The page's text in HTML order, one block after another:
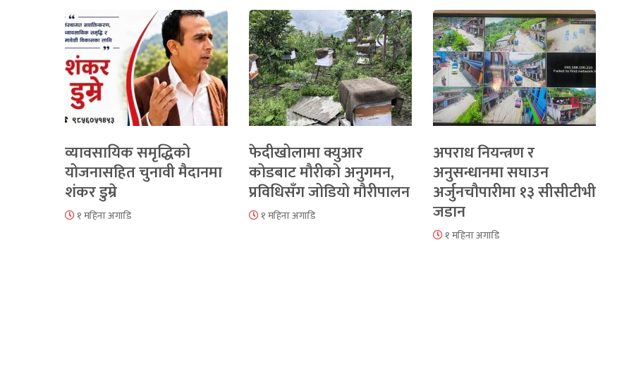
व्यावसायिक समृद्धिको
योजनासहित चुनावी मैदानमा
शंकर डुम्रे
१ महिना अगाडि
फेदीखोलामा क्युआर
कोडबाट मौरीको अनुगमन,
प्रविधिसँग जोडियो मौरीपालन
१ महिना अगाडि
अपराध नियन्त्रण र
अनुसन्धानमा सघाउन
अर्जुनचौपारीमा १३ सीसीटीभी
जडान
१ महिना अगाडि